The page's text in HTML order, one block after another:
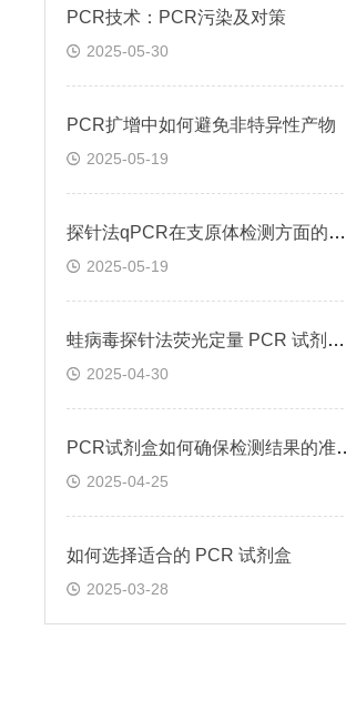
PCR技术：PCR污染及对策
2025-05-30
PCR扩增中如何避免非特异性产物
2025-05-19
探针法qPCR在支原体检测方面的应用
2025-05-19
蛙病毒探针法荧光定量 PCR 试剂盒定量定性检测
2025-04-30
PCR试剂盒如何
2025-04-25
如何选择适合的 PCR 试剂盒
2025-03-28